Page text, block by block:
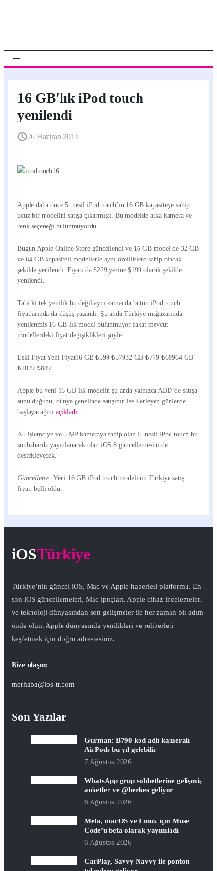
16 GB'lık iPod touch
yenilendi
26 Haziran 2014
Apple daha önce 5. nesil iPod touch’ın 16 GB kapasiteye sahip
ucuz bir modelini satışa çıkarmıştı. Bu modelde arka kamera ve
renk seçeneği bulunmuyordu.
Bugün Apple Online Store güncellendi ve 16 GB model de 32 GB
ve 64 GB kapasiteli modellerle aynı özelliklere sahip olacak
şekilde yenilendi. Fiyatı da $229 yerine $199 olacak şekilde
yenilendi.
Tabi ki tek yenilik bu değil aynı zamanda bütün iPod touch
fiyatlarında da düşüş yaşandı. Şu anda Türkiye mağazasında
yenilenmiş 16 GB’lık model bulunmuyor fakat mevcut
modellerdeki fiyat değişiklikleri şöyle:
Eski Fiyat Yeni Fiyat16 GB ₺599 ₺57932 GB ₺779 ₺69964 GB
₺1029 ₺849
Apple bu yeni 16 GB’lık modelin şu anda yalnızca ABD’de satışa
sunulduğunu, dünya genelinde satışının ise ilerleyen günlerde
başlayacağını açıkladı.
A5 işlemciye ve 5 MP kameraya sahip olan 5. nesil iPod touch bu
sonbaharda yayınlanacak olan iOS 8 güncellemesini de
destekleyecek.
Güncelleme: Yeni 16 GB iPod touch modelinin Türkiye satış
fiyatı belli oldu.
iOSTürkiye
Türkiye’nin güncel iOS, Mac ve Apple haberleri platformu. En
son iOS güncellemeleri, Mac ipuçları, Apple cihaz incelemeleri
ve teknoloji dünyasından son gelişmeler ile her zaman bir adım
önde olun. Apple dünyasında yenilikleri ve rehberleri
keşfetmek için doğru adrestesiniz.
Bize ulaşın:
merhaba@ios-tr.com
Son Yazılar
Gurman: B790 kod adlı kameralı
AirPods bu yıl gelebilir
7 Ağustos 2026
WhatsApp grup sohbetlerine gelişmiş
anketler ve @herkes geliyor
6 Ağustos 2026
Meta, macOS ve Linux için Muse
Code’u beta olarak yayımladı
6 Ağustos 2026
CarPlay, Savvy Navvy ile ponton